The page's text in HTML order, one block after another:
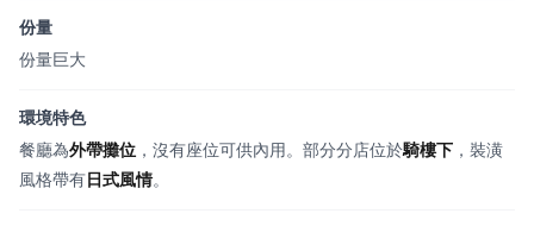
份量
份量巨大
環境特色
餐廳為外帶攤位 ，沒有座位可供內用。部分分店位於騎樓下 ，裝潢
風格帶有日式風情。